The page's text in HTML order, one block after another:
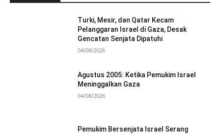
Turki, Mesir, dan Qatar Kecam
Pelanggaran Israel di Gaza, Desak
Gencatan Senjata Dipatuhi
04/08/2026
Agustus 2005: Ketika Pemukim Israel
Meninggalkan Gaza
04/08/2026
Pemukim Bersenjata Israel Serang